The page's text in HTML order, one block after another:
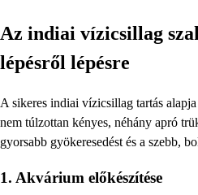
Az indiai vízicsillag
lépésről lépésre
A sikeres indiai vízicsillag tartás
nem túlzottan kényes, néhány apró
gyorsabb gyökeresedést és a szebb,
1. Akvárium előkészítése